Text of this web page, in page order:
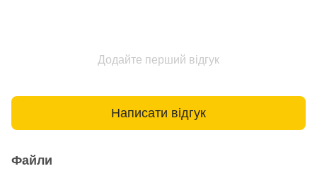
Додайте перший відгук
Написати відгук
Файли